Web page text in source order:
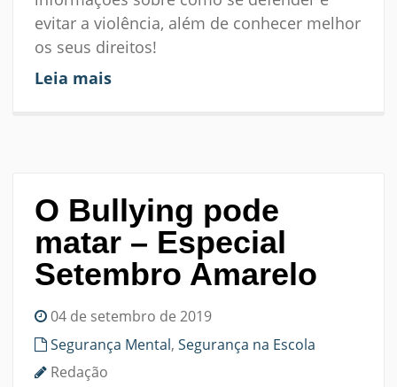
evitar a violência, além de conhecer melhor
os seus direitos!
Leia mais
O Bullying pode
matar – Especial
Setembro Amarelo
04 de setembro de 2019
Segurança Mental,Segurança na Escola
Redação